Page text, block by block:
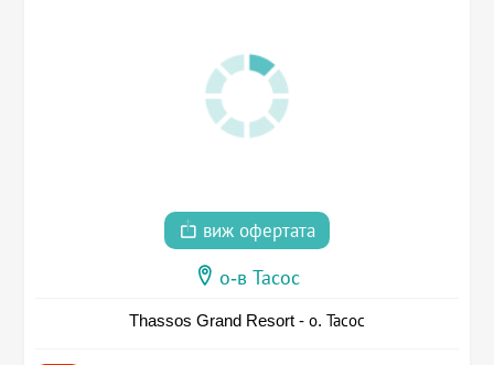
виж офертата
о-в Тасос
Thassos Grand Resort - о. Тасос